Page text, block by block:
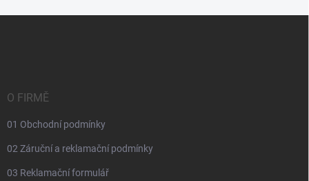
O FIRMĚ
01 Obchodní podmínky
02 Záruční a reklamační podmínky
03 Reklamační formulář